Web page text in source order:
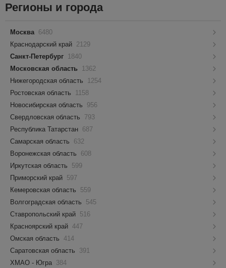
Регионы и города
Москва 6480
Краснодарский край 2129
Санкт-Петербург 1840
Московская область 1362
Нижегородская область
1254
Ростовская область
1158
Новосибирская область
956
Свердловская область
793
Республика Татарстан 687
Самарская область
632
Воронежская область
608
Иркутская область
599
Приморский край 597
Кемеровская область
559
Волгоградская область
545
Ставропольский край 516
Красноярский край 447
Омская область 414
Саратовская область
391
ХМАО - Югра 384